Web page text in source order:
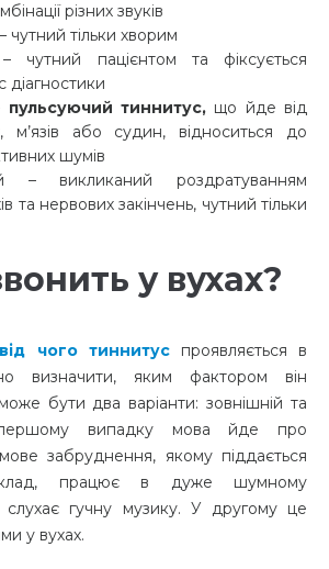
різних звуків
чутний тільки хворим
чутний пацієнтом та фіксується
діагностики
пульсуючий тиннитус, що йде від
м’язів або судин, відноситься до
шумів
– викликаний роздратуванням
та нервових закінчень, чутний тільки
у вухах?
від чого тиннитуспроявляється в
визначити, яким фактором він
бути два варіанти: зовнішній та
випадку мова йде про
забруднення, якому піддається
працює в дуже шумному
слухає гучну музику. У другому це
у вухах.